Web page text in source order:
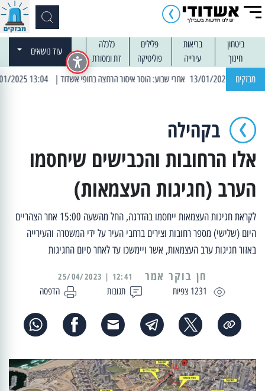
ביטחון בריאות פלילים
כלכלה
חינוך
עירייה פוליטיקה דת ומסורת
עוד נושאים
מבזקים | 13:04 14/01/2025 עובדים בלילות: עבודות קרצוף וריבוד אספלט
בקהילה
אלו הרחובות והכבישים שיחסמו
הערב (חגיגות העצמאות)
לקראת חגיגות העצמאות ייחסמו בהדרגה, החל מהשעה 15:00 אחר הצהריים
היום (שלישי) מספר רחובות וצירים ברחבי העיר על ידי המשטרה והעירייה
באזור חגיגות ערב העצמאות, אשר ויימשכו עד לאחר סיום החגיגות
1231 צפיות תגובות הדפסה
12:41 | 25/04/2023